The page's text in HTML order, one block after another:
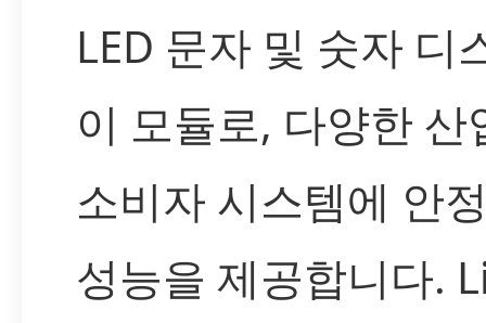
LED 문자 및 숫자 디
이 모듈로, 다양한 산
소비자 시스템에 안
성능을 제공합니다.